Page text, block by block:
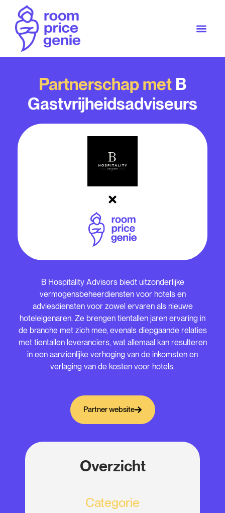
Partnerschap met B
Gastvrijheidsadviseurs
B Hospitality Advisors biedt uitzonderlijke
vermogensbeheerdiensten voor hotels en
adviesdiensten voor zowel ervaren als nieuwe
hoteleigenaren. Ze brengen tientallen jaren ervaring in
de branche met zich mee, evenals diepgaande relaties
met tientallen leveranciers, wat allemaal kan resulteren
in een aanzienlijke verhoging van de inkomsten en
verlaging van de kosten voor hotels.
Partner website
Overzicht
Categorie